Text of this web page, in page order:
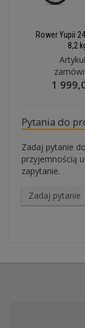
Rower Yupii
8,2
1
Pytania do
Zadaj pytanie
przyjemnością
zapytanie.
Zadaj pytanie